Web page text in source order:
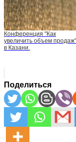
Конференция "Как
увеличить объем продаж"
в Казани.
Поделиться